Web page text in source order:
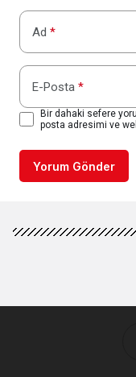
Ad *
E-Posta *
Bir dahaki sefere
posta adresimi ve
Yorum Gönder